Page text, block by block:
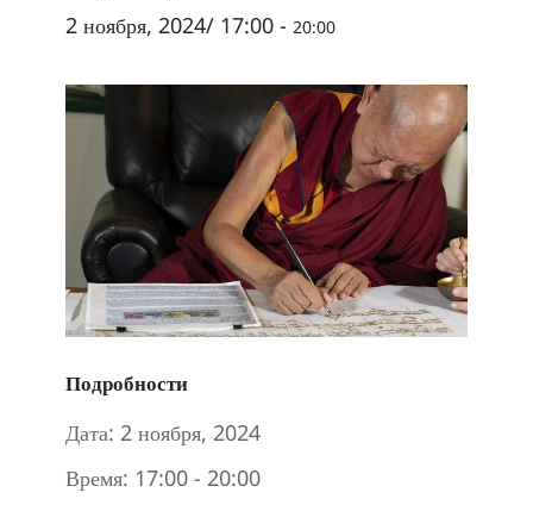
2 ноября, 2024/ 17:00 - 20:00
Подробности
Дата: 2 ноября, 2024
Время: 17:00 - 20:00